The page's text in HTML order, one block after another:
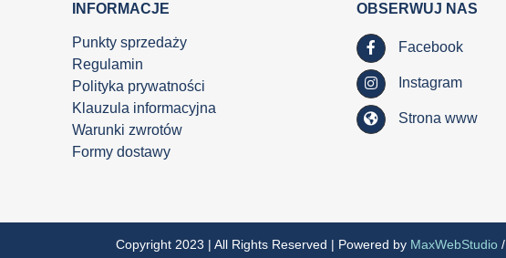
INFORMACJE
Punkty sprzedaży
Regulamin
Polityka prywatności
Klauzula informacyjna
Warunki zwrotów
Formy dostawy
OBSERWUJ NAS
Facebook
Instagram
Strona www
Copyright 2023 | All Rights Reserved | Powered by MaxWebStudio/